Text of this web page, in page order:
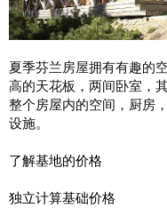
夏季芬兰房屋拥有有趣的
高的天花板，两间卧室，
整个房屋内的空间，厨房
设施。
了解基地的价格
独立计算基础价格